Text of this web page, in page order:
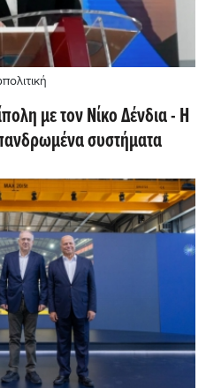
με τον Νίκο Δένδια - Η
συστήματα